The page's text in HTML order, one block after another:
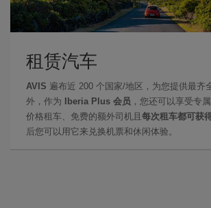
租赁汽车
AVIS 遍布近 200 个国家/地区，为您提供最齐
外，作为
Iberia Plus 会员 ，您还可以享受专
价格租车、免费的额外司机且 每次租车都可获
后您可以用它来兑换机票和休闲体验。